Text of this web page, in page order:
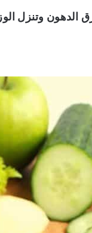
الدهون وتنزل